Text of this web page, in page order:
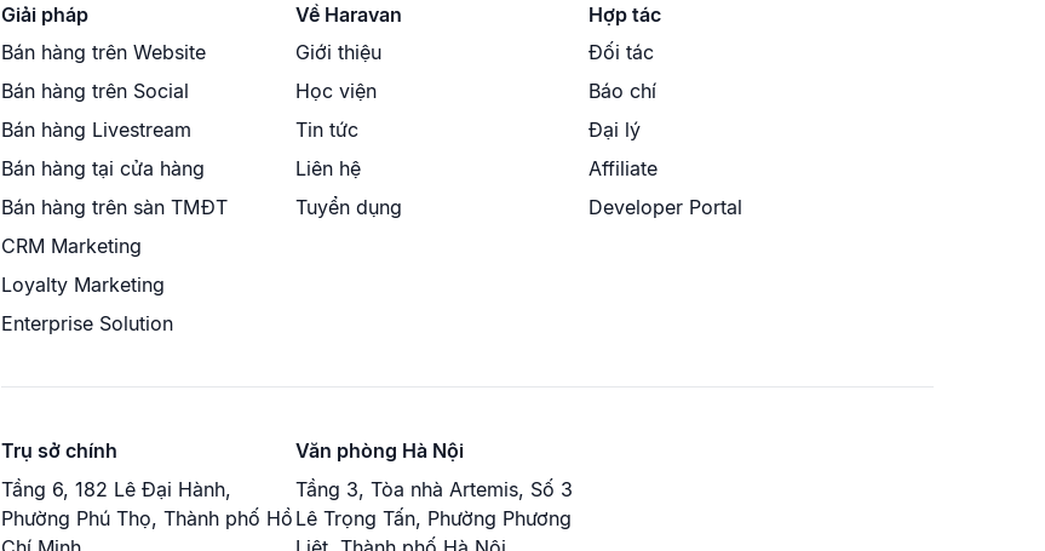
Giải pháp
Bán hàng trên Website
Bán hàng trên Social
Bán hàng Livestream
Bán hàng tại cửa hàng
Bán hàng trên sàn TMĐT
CRM Marketing
Loyalty Marketing
Enterprise Solution
Về Haravan
Giới thiệu
Học viện
Tin tức
Liên hệ
Tuyển dụng
Hợp tác
Đối tác
Báo chí
Đại lý
Affiliate
Developer Portal
Trụ sở chính
Tầng 6, 182 Lê Đại Hành,
Phường Phú Thọ, Thành phố Hồ
Văn phòng Hà Nội
Tầng 3, Tòa nhà Artemis, Số 3
Lê Trọng Tấn, Phường Phương